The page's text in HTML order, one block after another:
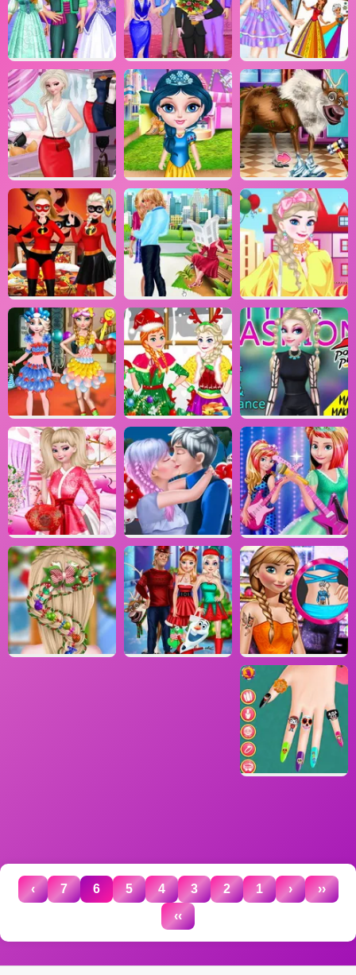
‹‹
‹
1
2
3
4
5
6
7
›
››